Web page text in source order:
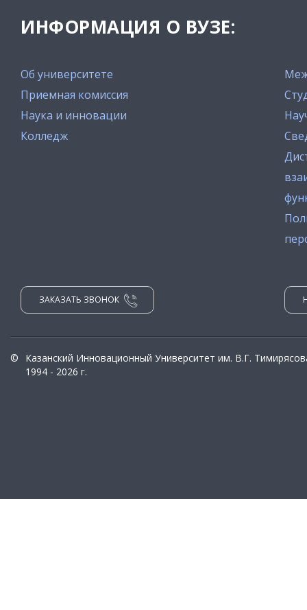
ИНФОРМАЦИЯ О ВУЗЕ:
Об университете
Приемная комиссия
Наука и инновации
Колледж
ЗАКАЗАТЬ ЗВОНОК
©
Казанский Инновационный Университет им. В.Г.
1994 - 2026 г.